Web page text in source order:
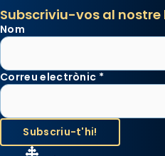
Subscriviu-vos al
Nom
Correu electrònic *